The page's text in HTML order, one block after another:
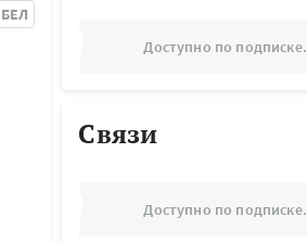
БЕЛ
Доступно по подписке.
Связи
Доступно по подписке.